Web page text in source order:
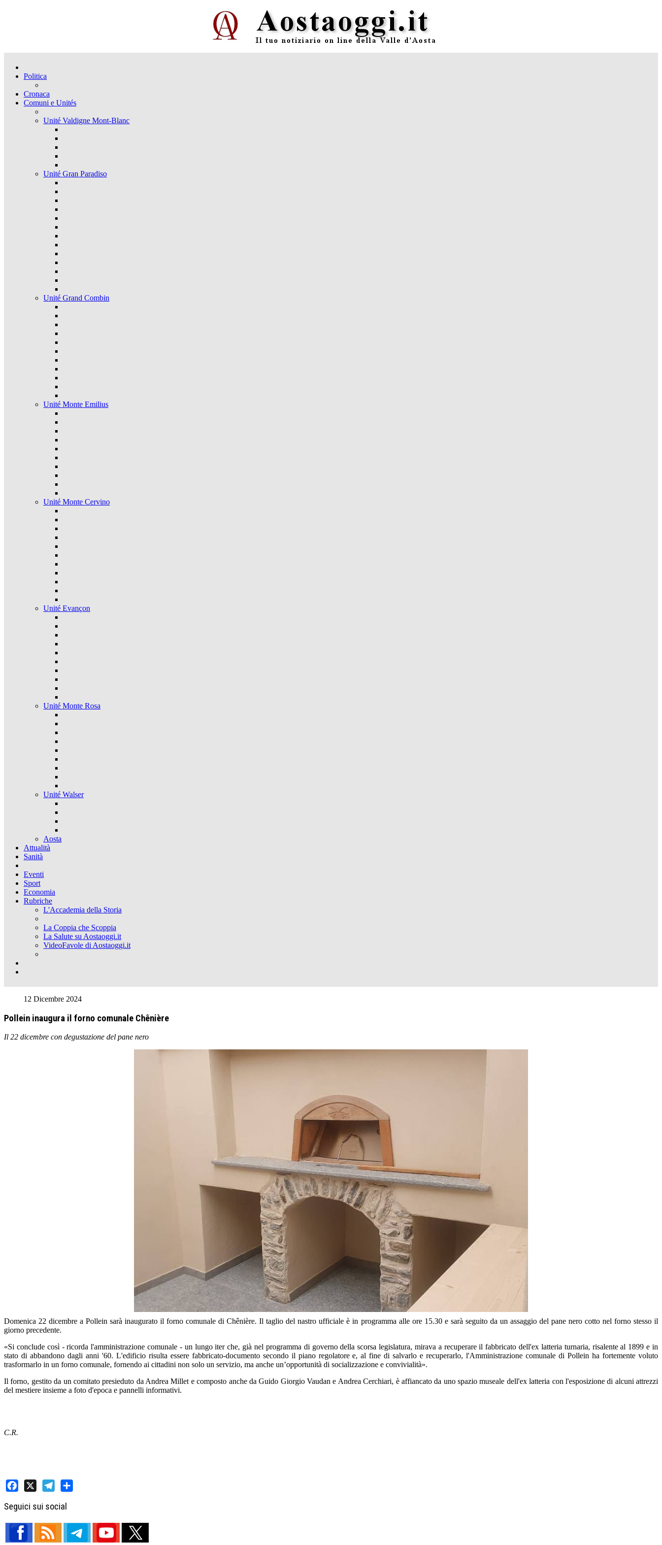
Politica
Cronaca
Comuni e Unités
Unité Valdigne Mont-Blanc
Unité Gran Paradiso
Unité Grand Combin
Unité Monte Emilius
Unité Monte Cervino
Unité Evançon
Unité Monte Rosa
Unité Walser
Aosta
Attualità
Sanità
Eventi
Sport
Economia
Rubriche
L'Accademia della Storia
La Coppia che Scoppia
La Salute su Aostaoggi.it
VideoFavole di Aostaoggi.it
12 Dicembre 2024
Pollein inaugura il forno comunale Chênière
Il 22 dicembre con degustazione del pane nero
Domenica 22 dicembre a Pollein sarà inaugurato il forno comunale di Chênière. Il taglio del nastro ufficiale è in programma alle ore 15.30 e sarà seguito da un assaggio del pane nero cotto nel forno stesso il
giorno precedente.
«Si conclude così - ricorda l'amministrazione comunale - un lungo iter che, già nel programma di governo della scorsa legislatura, mirava a recuperare il fabbricato dell'ex latteria turnaria, risalente al 1899 e in
stato di abbandono dagli anni '60. L'edificio risulta essere fabbricato-documento secondo il piano regolatore e, al fine di salvarlo e recuperarlo, l'Amministrazione comunale di Pollein ha fortemente voluto
trasformarlo in un forno comunale, fornendo ai cittadini non solo un servizio, ma anche un’opportunità di socializzazione e convivialità».
Il forno, gestito da un comitato presieduto da Andrea Millet e composto anche da Guido Giorgio Vaudan e Andrea Cerchiari, è affiancato da uno spazio museale dell'ex latteria con l'esposizione di alcuni attrezzi
del mestiere insieme a foto d'epoca e pannelli informativi.
C.R.
Seguici sui social